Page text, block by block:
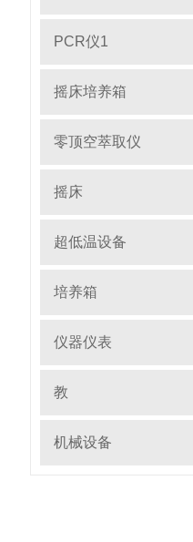
PCR仪1
摇床培养箱
零顶空萃取仪
摇床
超低温设备
培养箱
仪器仪表
教
机械设备